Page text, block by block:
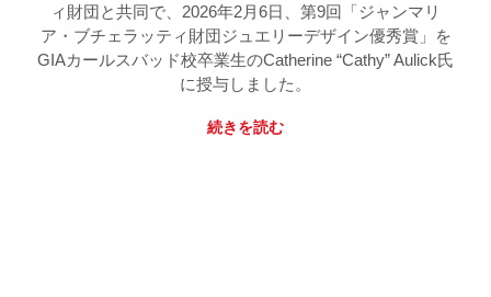
ィ財団と共同で、2026年2月6日、第9回「ジャンマリ
ア・ブチェラッティ財団ジュエリーデザイン優秀賞」を
GIAカールスバッド校卒業生のCatherine “Cathy” Aulick氏
に授与しました。
続きを読む